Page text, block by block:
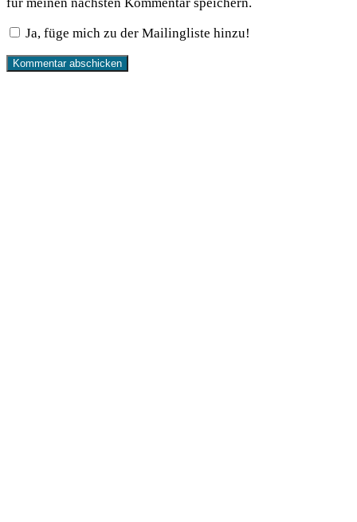
für meinen nächsten Kommentar speichern.
Ja, füge mich zu der Mailingliste hinzu!